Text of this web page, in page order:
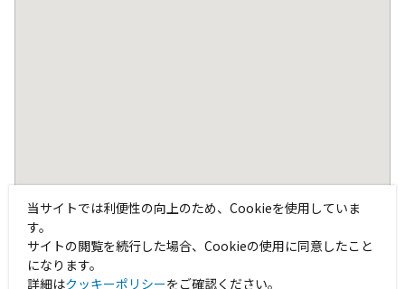
当サイトでは利便性の向上のため、Cookieを使用していま
す。
サイトの閲覧を続行した場合、Cookieの使用に同意したこと
になります。
詳細はクッキーポリシーをご確認ください。